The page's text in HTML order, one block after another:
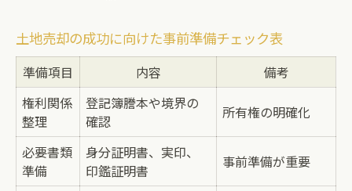
土地売却の成功に向けた事前準備チェック表
準備項目 内容
備考
権利関係
整理
登記簿謄本や境界の
確認
所有権の明確化
必要書類
準備
身分証明書、実印、
印鑑証明書
事前準備が重要